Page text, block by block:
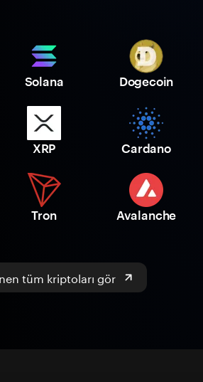
Solana Dogecoin
XRP Cardano
Tron Avalanche
tüm kriptoları gör